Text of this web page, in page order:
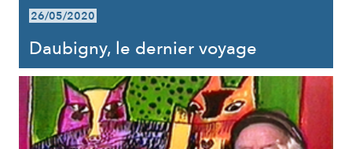
26/05/2020
Daubigny, le dernier voyage